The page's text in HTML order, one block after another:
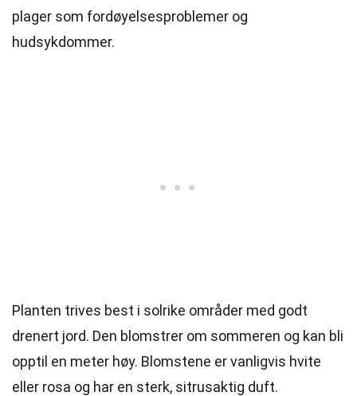
plager som fordøyelsesproblemer og
hudsykdommer.
Planten trives best i solrike områder med godt
drenert jord. Den blomstrer om sommeren og kan bli
opptil en meter høy. Blomstene er vanligvis hvite
eller rosa og har en sterk, sitrusaktig duft.